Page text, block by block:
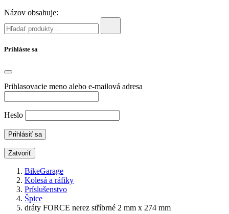
Názov obsahuje:
Prihláste sa
Prihlasovacie meno alebo e-mailová adresa
Heslo
Zatvoriť
BikeGarage
Kolesá a ráfiky
Príslušenstvo
Špice
dráty FORCE nerez stříbrné 2 mm x 274 mm